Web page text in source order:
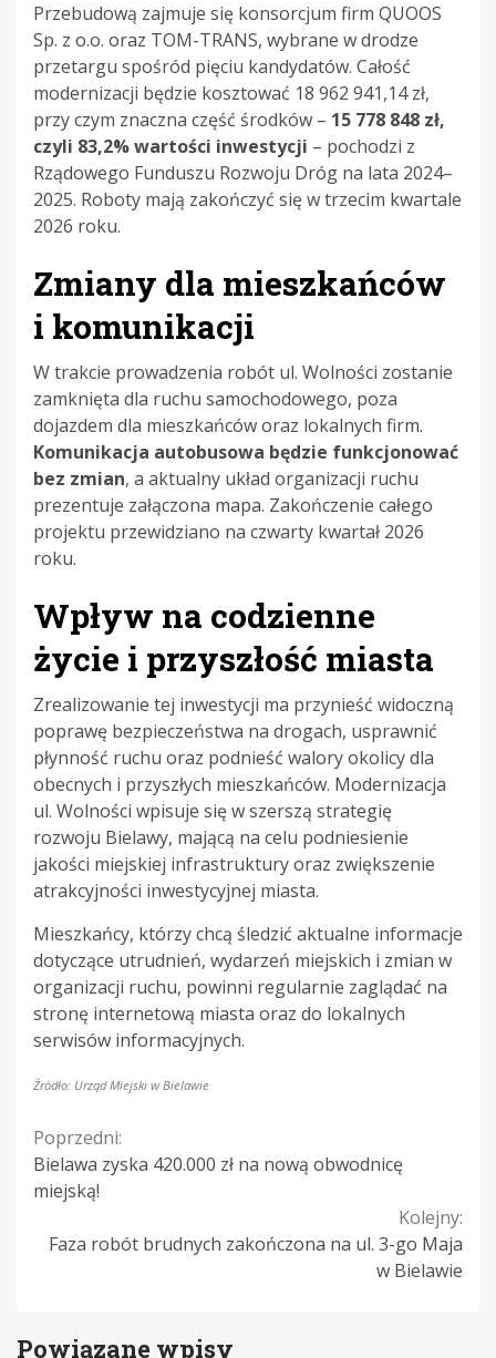
Przebudową zajmuje się konsorcjum firm QUOOS
Sp. z o.o. oraz TOM-TRANS, wybrane w drodze
przetargu spośród pięciu kandydatów. Całość
modernizacji będzie kosztować 18 962 941,14 zł,
przy czym znaczna część środków – 15 778 848 zł,
czyli 83,2% wartości inwestycji – pochodzi z
Rządowego Funduszu Rozwoju Dróg na lata 2024–
2025. Roboty mają zakończyć się w trzecim kwartale
2026 roku.
Zmiany dla mieszkańców
i komunikacji
W trakcie prowadzenia robót ul. Wolności zostanie
zamknięta dla ruchu samochodowego, poza
dojazdem dla mieszkańców oraz lokalnych firm.
Komunikacja autobusowa będzie funkcjonować
bez zmian, a aktualny układ organizacji ruchu
prezentuje załączona mapa. Zakończenie całego
projektu przewidziano na czwarty kwartał 2026
roku.
Wpływ na codzienne
życie i przyszłość miasta
Zrealizowanie tej inwestycji ma przynieść widoczną
poprawę bezpieczeństwa na drogach, usprawnić
płynność ruchu oraz podnieść walory okolicy dla
obecnych i przyszłych mieszkańców. Modernizacja
ul. Wolności wpisuje się w szerszą strategię
rozwoju Bielawy, mającą na celu podniesienie
jakości miejskiej infrastruktury oraz zwiększenie
atrakcyjności inwestycyjnej miasta.
Mieszkańcy, którzy chcą śledzić aktualne informacje
dotyczące utrudnień, wydarzeń miejskich i zmian w
organizacji ruchu, powinni regularnie zaglądać na
stronę internetową miasta oraz do lokalnych
serwisów informacyjnych.
Źródło: Urząd Miejski w Bielawie
Continue
Reading
Poprzedni:
Bielawa zyska 420.000 zł na nową obwodnicę
miejską!
Kolejny:
Faza robót brudnych zakończona na ul. 3-go Maja
w Bielawie
Powiązane wpisy